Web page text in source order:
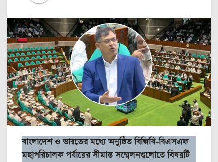
বাংলাদেশ ও ভারতের মধ্যে অনুষ্ঠিত বিজিবি-বিএসএফ
মহাপরিচালক পর্যায়ের সীমান্ত সম্মেলনগুলোতে বিষয়টি